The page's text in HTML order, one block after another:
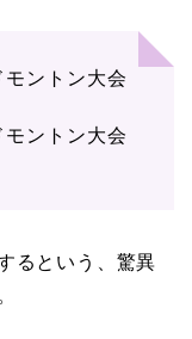
モントン大会
モントン大会
るという、驚異